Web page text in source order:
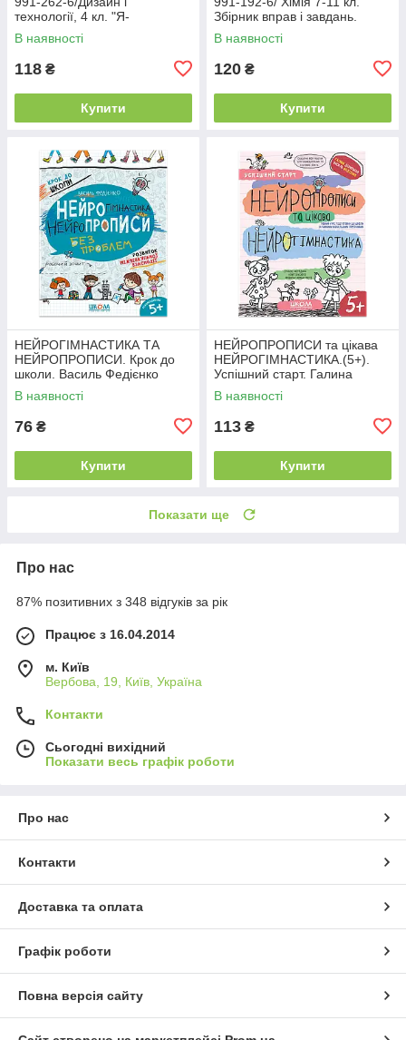
технології, 4 кл. "Я-
Трудівничок"
В наявності
118 ₴
Купити
Збірник вправ і завдань.
В наявності
120 ₴
Купити
НЕЙРОГІМНАСТИКА ТА
НЕЙРОПРОПИСИ. Крок до
школи. Василь Федієнко
Школа
В наявності
76 ₴
Купити
НЕЙРОПРОПИСИ та цікава
НЕЙРОГІМНАСТИКА.(5+).
Успішний старт. Галина
Дерипаско, Василь Федієнко
Школа
В наявності
113 ₴
Купити
Показати ще
Про нас
87% позитивних з 348 відгуків за рік
Працює з 16.04.2014
м. Київ
Вербова, 19, Київ, Україна
Контакти
Сьогодні вихідний
Показати весь графік роботи
Про нас
Контакти
Доставка та оплата
Графік роботи
Повна версія сайту